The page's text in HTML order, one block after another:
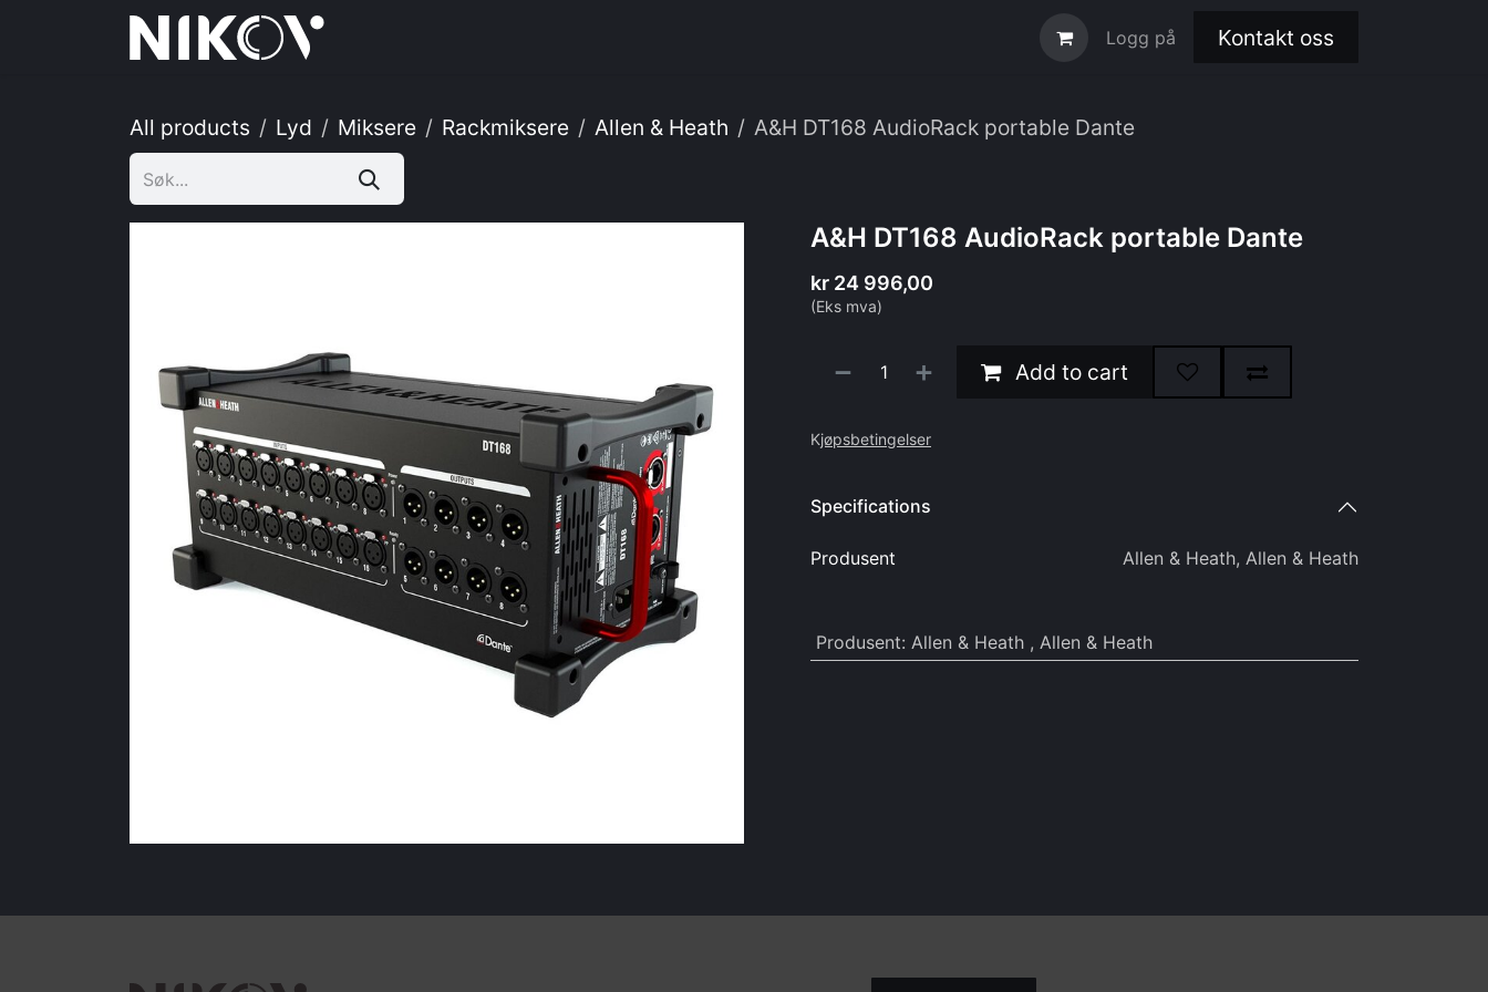
Skip to Content
Logg på Kontakt oss
All products Lyd Miksere Rackmiksere Allen & Heath A&H DT168 AudioRack portable Dante
A&H DT168 AudioRack portable Dante
kr 24 996,00
(Eks mva)
Add to cart
Kjøpsbetingelser
Specifications
Produsent Allen & Heath, Allen & Heath
Produsent: Allen & Heath, Allen & Heath